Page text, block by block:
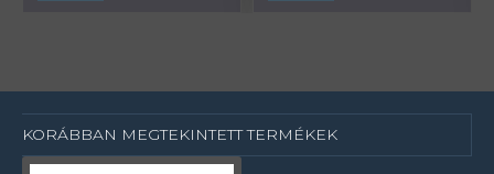
KORÁBBAN MEGTEKINTETT TERMÉKEK